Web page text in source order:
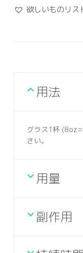
欲しいものリス
用法
グラス1杯
さい。
用量
副作用